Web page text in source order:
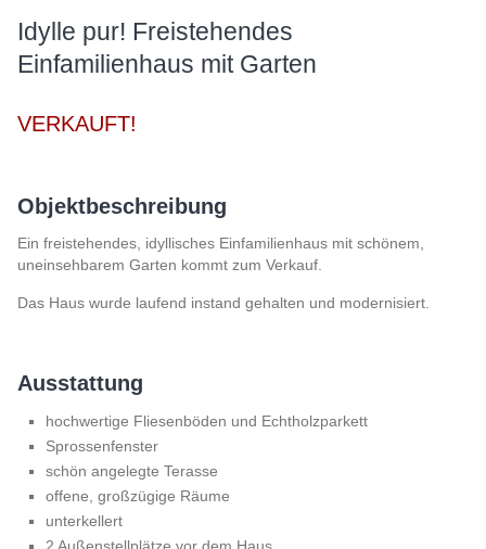
Idylle pur! Freistehendes
Einfamilienhaus mit Garten
VERKAUFT!
Objektbeschreibung
Ein freistehendes, idyllisches Einfamilienhaus mit schönem,
uneinsehbarem Garten kommt zum Verkauf.
Das Haus wurde laufend instand gehalten und modernisiert.
Ausstattung
hochwertige Fliesenböden und Echtholzparkett
Sprossenfenster
schön angelegte Terasse
offene, großzügige Räume
unterkellert